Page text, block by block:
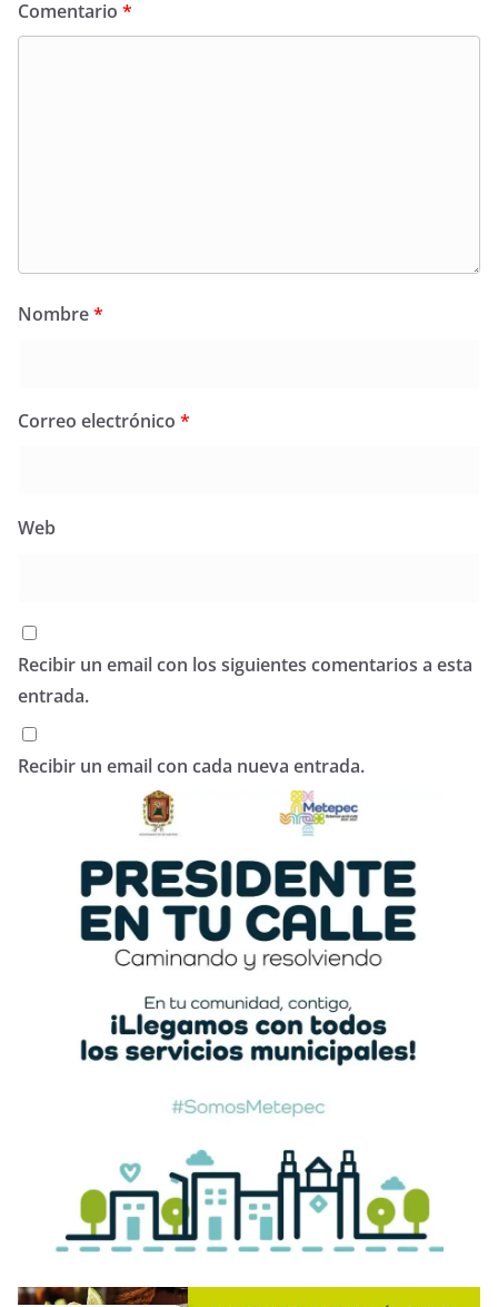
Comentario *
Nombre*
Correo electrónico *
Web
Recibir un email con los siguientes comentarios a esta
entrada.
Recibir un email con cada nueva entrada.